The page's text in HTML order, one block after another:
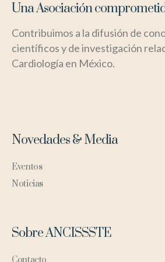
Una Asociación
Contribuimos a la difusión de
científicos y de investigación
Cardiología en México.
Novedades & Media
Eventos
Noticias
Sobre ANCISSSTE